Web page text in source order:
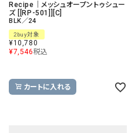
Recipe｜メッシュオープントゥシュー
ズ [[RP-501]][C]
BLK／24
2buy対象
¥10,780
¥7,546税込
カートに入れる